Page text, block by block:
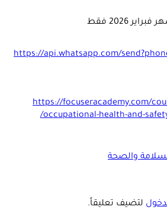
2026 فقط
https://api.whatsapp.com/
https://focuseracademy.com/
occupational-health-and-
والصحة
لتضيف تعليقاً.